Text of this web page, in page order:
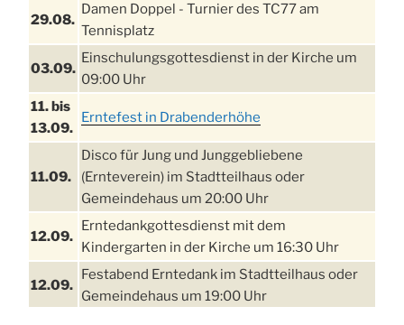
29.08.
Damen Doppel - Turnier des TC77 am
Tennisplatz
03.09.
Einschulungsgottesdienst in der Kirche um
09:00 Uhr
11. bis
13.09.
Erntefest in Drabenderhöhe
11.09.
Disco für Jung und Junggebliebene
(Ernteverein) im Stadtteilhaus oder
Gemeindehaus um 20:00 Uhr
12.09.
Erntedankgottesdienst mit dem
Kindergarten in der Kirche um 16:30 Uhr
12.09.
Festabend Erntedank im Stadtteilhaus oder
Gemeindehaus um 19:00 Uhr